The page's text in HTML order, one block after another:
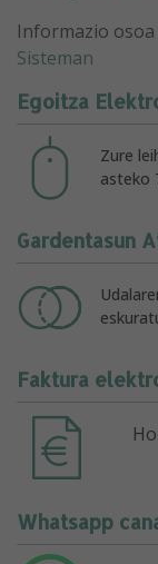
Informazio osoa
Sisteman
Egoitza
Zure
asteko
Gardentasun
Faktura
Whatsapp